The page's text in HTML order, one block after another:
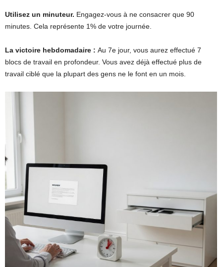
Utilisez un minuteur. Engagez-vous à ne consacrer que 90
minutes. Cela représente 1% de votre journée.
La victoire hebdomadaire : Au 7e jour, vous aurez effectué 7
blocs de travail en profondeur. Vous avez déjà effectué plus de
travail ciblé que la plupart des gens ne le font en un mois.